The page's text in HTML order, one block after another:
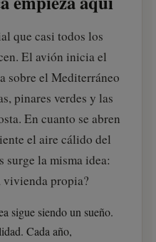
que casi todos los
El avión inicia el
sobre el Mediterráneo
pinares verdes y las
En cuanto se abren
el aire cálido del
surge la misma idea:
vivienda propia?
sigue siendo un sueño.
Cada año,